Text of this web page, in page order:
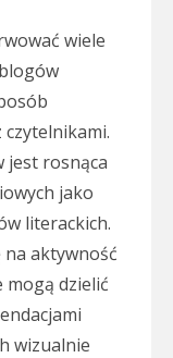
wiele
jest rosnąca
jako
literackich.
na aktywność
mogą dzielić
wizualnie